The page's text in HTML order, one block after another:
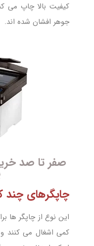
کیفیت بالا چاپ می
جوهر افشان شده اند.
صفر تا صد
چاپگرهای چند
این نوع از چاپگر
کمی اشغال می کنند